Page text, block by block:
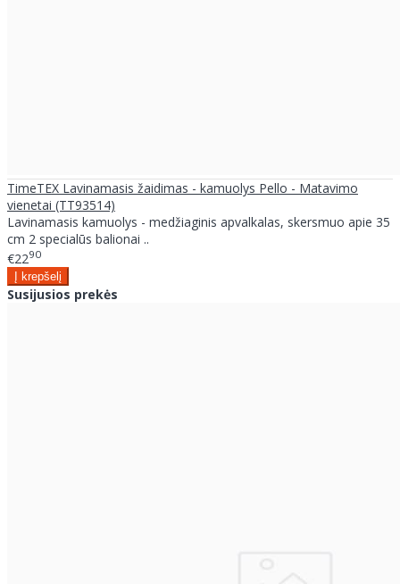
TimeTEX Lavinamasis žaidimas - kamuolys Pello - Matavimo
vienetai (TT93514)
Lavinamasis kamuolys - medžiaginis apvalkalas, skersmuo apie 35
cm 2 specialūs balionai ..
€2290
Susijusios prekės